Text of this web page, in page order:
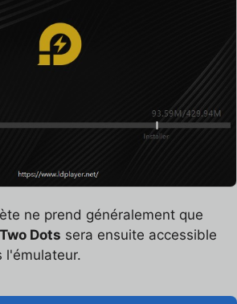
ne prend généralement que
Two Dots sera ensuite accessible
l'émulateur.